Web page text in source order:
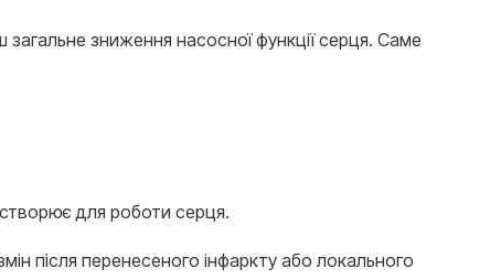
загальне зниження насосної функції серця. Саме
для роботи серця.
після перенесеного інфаркту або локального